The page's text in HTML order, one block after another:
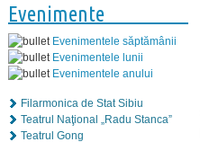
Evenimente
Evenimentele săptămânii
Evenimentele lunii
Evenimentele anului
Filarmonica de Stat Sibiu
Teatrul Naţional „Radu Stanca”
Teatrul Gong